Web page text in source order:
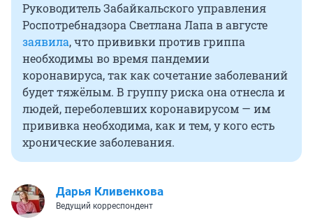
Руководитель Забайкальского управления
Роспотребнадзора Светлана Лапа в августе
заявила, что прививки против гриппа
необходимы во время пандемии
коронавируса, так как сочетание заболеваний
будет тяжёлым. В группу риска она отнесла и
людей, переболевших коронавирусом — им
прививка необходима, как и тем, у кого есть
хронические заболевания.
Дарья Кливенкова
Ведущий корреспондент